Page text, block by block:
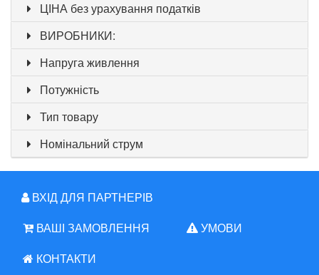
ЦІНА без урахування податків
ВИРОБНИКИ:
Напруга живлення
Потужність
Тип товару
Номінальний струм
ВХІД ДЛЯ ПАРТНЕРІВ
ВАШІ ЗАМОВЛЕННЯ
УМОВИ
КОНТАКТИ